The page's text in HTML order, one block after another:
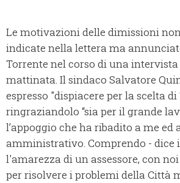
Le motivazioni delle dimissioni
indicate nella lettera ma
Torrente nel corso di una
mattinata. Il sindaco Salvatore
espresso "dispiacere per la scelta
ringraziandolo “sia per il grande
l’appoggio che ha ribadito a me ed
amministrativo. Comprendo - dice
l'amarezza di un assessore, con
per risolvere i problemi della Città